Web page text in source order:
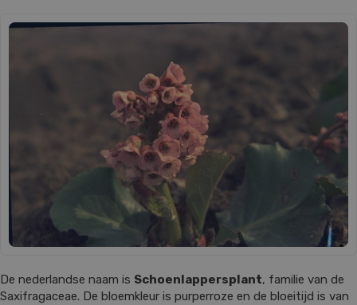
De nederlandse naam is Schoenlappersplant, familie van de
Saxifragaceae. De bloemkleur is purperroze en de bloeitijd is van